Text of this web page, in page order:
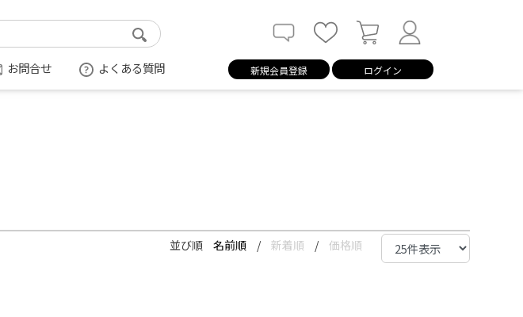
お問合せ よくある質問 新規会員登録 ログイン
並び順 名前順 / 新着順 / 価格順